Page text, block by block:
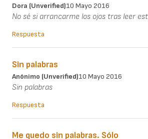
Dora (unverified)10 Mayo 2016
No sé si arrancarme los ojos tras leer
Respuesta
Sin palabras
Anónimo (unverified)10 Mayo 2016
Sin palabras
Respuesta
Me quedo sin palabras. Sólo